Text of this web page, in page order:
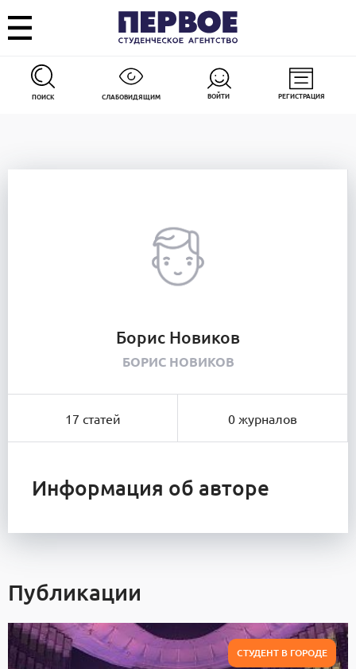
ПОИСК СЛАБОВИДЯЩИМ ВОЙТИ РЕГИСТРАЦИЯ
Борис Новиков
БОРИС НОВИКОВ
17 статей 0 журналов
Информация об авторе
Публикации
СТУДЕНТ В ГОРОДЕ